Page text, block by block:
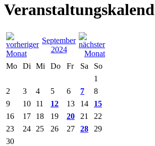
September
2024
Mo
Di Mi Do Fr Sa
So
1
2
3 4 5 6 7
8
9
10 11 12 13 14
15
16
17 18 19 20 21
22
23
24 25 26 27 28
29
30